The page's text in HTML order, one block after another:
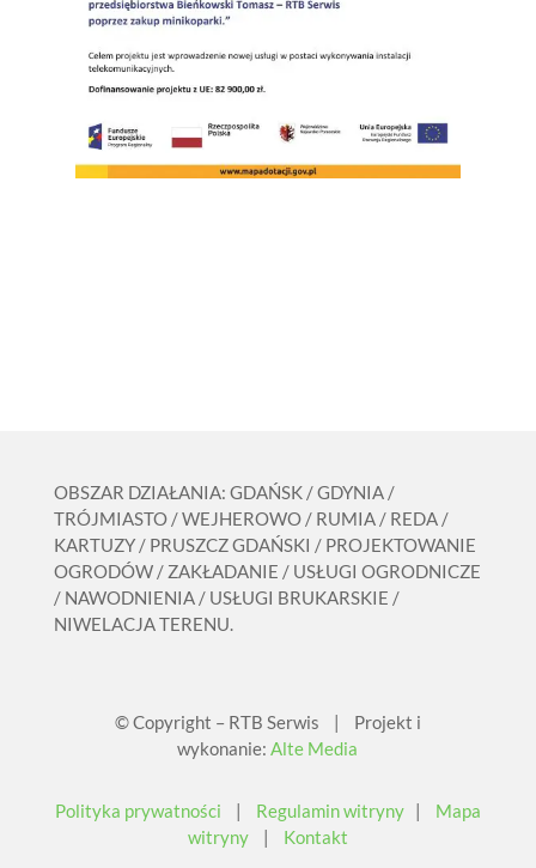
OBSZAR DZIAŁANIA: GDAŃSK / GDYNIA /
TRÓJMIASTO / WEJHEROWO / RUMIA / REDA /
KARTUZY / PRUSZCZ GDAŃSKI / PROJEKTOWANIE
OGRODÓW / ZAKŁADANIE / USŁUGI OGRODNICZE
/ NAWODNIENIA / USŁUGI BRUKARSKIE /
NIWELACJA TERENU.
© Copyright – RTB Serwis | Projekt i
wykonanie:Alte Media
Polityka prywatności | Regulamin witryny| Mapa
witryny| Kontakt